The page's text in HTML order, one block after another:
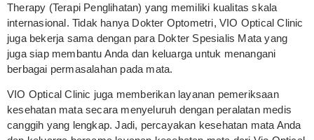
Therapy (Terapi Penglihatan) yang memiliki kualitas skala
internasional. Tidak hanya Dokter Optometri, VIO Optical Clinic
juga bekerja sama dengan para Dokter Spesialis Mata yang
juga siap membantu Anda dan keluarga untuk menangani
berbagai permasalahan pada mata.
VIO Optical Clinic juga memberikan layanan pemeriksaan
kesehatan mata secara menyeluruh dengan peralatan medis
canggih yang lengkap. Jadi, percayakan kesehatan mata Anda